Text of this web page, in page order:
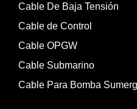
Cable De Baja Tensión
Cable de Control
Cable OPGW
Cable Submarino
Cable Para Bomba